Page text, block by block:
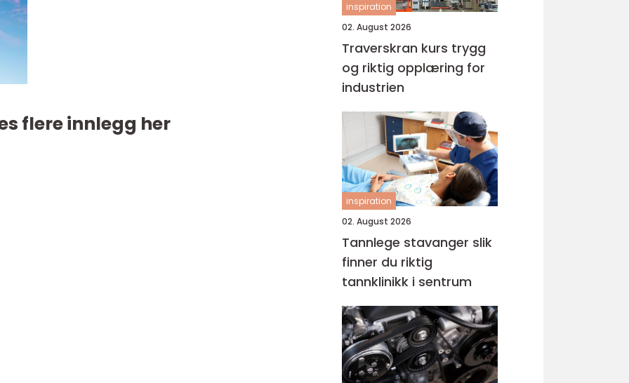
flere innlegg her
inspiration
02. August 2026
Traverskran kurs trygg
og riktig opplæring for
industrien
inspiration
02. August 2026
Tannlege stavanger slik
finner du riktig
tannklinikk i sentrum